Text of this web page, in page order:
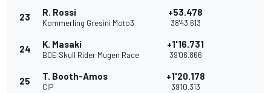
23 R. Rossi
Kommerling Gresini Moto3
+53.478
38'43.613
24 K. Masaki
BOE Skull Rider Mugen Race
+1'16.731
39'06.866
25 T. Booth-Amos
CIP
+1'20.178
39'10.313